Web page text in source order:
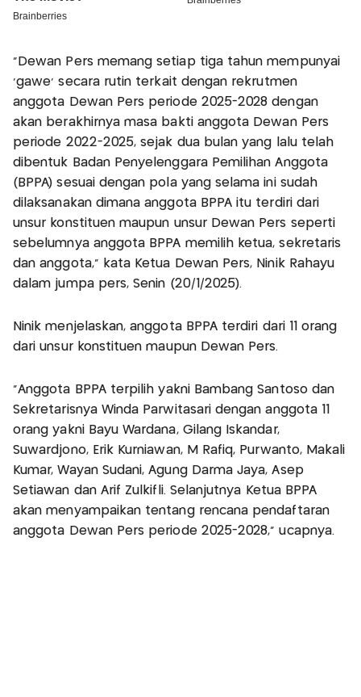
"Dewan Pers memang setiap tiga tahun mempunyai
'gawe' secara rutin terkait dengan rekrutmen
anggota Dewan Pers periode 2025-2028 dengan
akan berakhirnya masa bakti anggota Dewan Pers
periode 2022-2025, sejak dua bulan yang lalu telah
dibentuk Badan Penyelenggara Pemilihan Anggota
(BPPA) sesuai dengan pola yang selama ini sudah
dilaksanakan dimana anggota BPPA itu terdiri dari
unsur konstituen maupun unsur Dewan Pers seperti
sebelumnya anggota BPPA memilih ketua, sekretaris
dan anggota," kata Ketua Dewan Pers, Ninik Rahayu
dalam jumpa pers, Senin (20/1/2025).
Ninik menjelaskan, anggota BPPA terdiri dari 11 orang
dari unsur konstituen maupun Dewan Pers.
"Anggota BPPA terpilih yakni Bambang Santoso dan
Sekretarisnya Winda Parwitasari dengan anggota 11
orang yakni Bayu Wardana, Gilang Iskandar,
Suwardjono, Erik Kurniawan, M Rafiq, Purwanto, Makali
Kumar, Wayan Sudani, Agung Darma Jaya, Asep
Setiawan dan Arif Zulkifli. Selanjutnya Ketua BPPA
akan menyampaikan tentang rencana pendaftaran
anggota Dewan Pers periode 2025-2028," ucapnya.